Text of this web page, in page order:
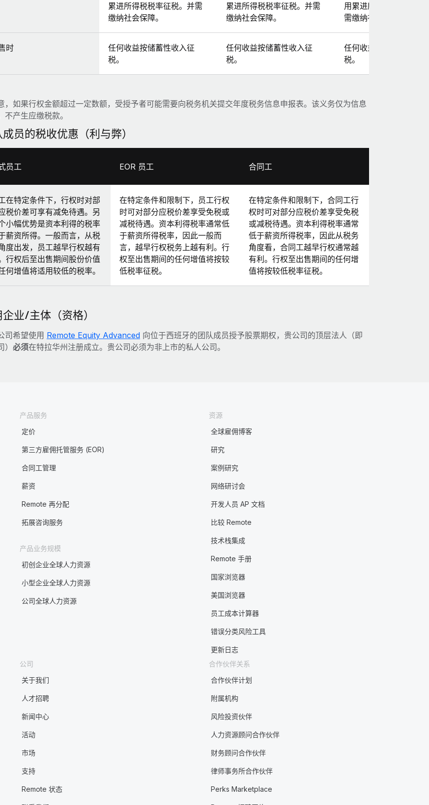
累进所得税税率征税。并需
缴纳社会保障。
累进所得税税率征税。并需
缴纳社会保障。
用累进所得税税率征税
需缴纳社会保障。
时
任何收益按储蓄性收入征
税。
任何收益按储蓄性收入征
税。
任何收益按储蓄性收入
税。
，如果行权金额超过一定数额，受授予者可能需要向税务机关提交年度税务信息申报表。该义务仅为信息
不产生应缴税款。
成员的税收优惠（利与弊）
员工 EOR 员工 合同工
在特定条件下，行权时对部
税价差可享有减免待遇。另
小幅优势是资本利得的税率
薪资所得。一般而言，从税
度出发，员工越早行权越有
行权后至出售期间股份价值
何增值将适用较低的税率。
在特定条件和限制下，员工行权
时可对部分应税价差享受免税或
减税待遇。资本利得税率通常低
于薪资所得税率，因此一般而
言，越早行权税务上越有利。行
权至出售期间的任何增值将按较
低税率征税。
在特定条件和限制下，合同工行
权时可对部分应税价差享受免税
或减税待遇。资本利得税率通常
低于薪资所得税率，因此从税务
角度看，合同工越早行权通常越
有利。行权至出售期间的任何增
值将按较低税率征税。
业/主体（资格）
司希望使用 Remote Equity Advanced向位于西班牙的团队成员授予股票期权，贵公司的顶层法人（即
必须在特拉华州注册成立。贵公司必须为非上市的私人公司。
产品服务
定价
第三方雇佣托管服务 (EOR)
合同工管理
薪资
Remote 再分配
拓展咨询服务
产品业务规模
初创企业全球人力资源
小型企业全球人力资源
公司全球人力资源
资源
全球雇佣博客
研究
案例研究
网络研讨会
开发人员 AP 文档
比较 Remote
技术栈集成
Remote 手册
国家浏览器
美国浏览器
员工成本计算器
错误分类风险工具
更新日志
公司
关于我们
人才招聘
新闻中心
活动
市场
支持
Remote 状态
合作伙伴关系
合作伙伴计划
附属机构
风险投资伙伴
人力资源顾问合作伙伴
财务顾问合作伙伴
律师事务所合作伙伴
Perks Marketplace